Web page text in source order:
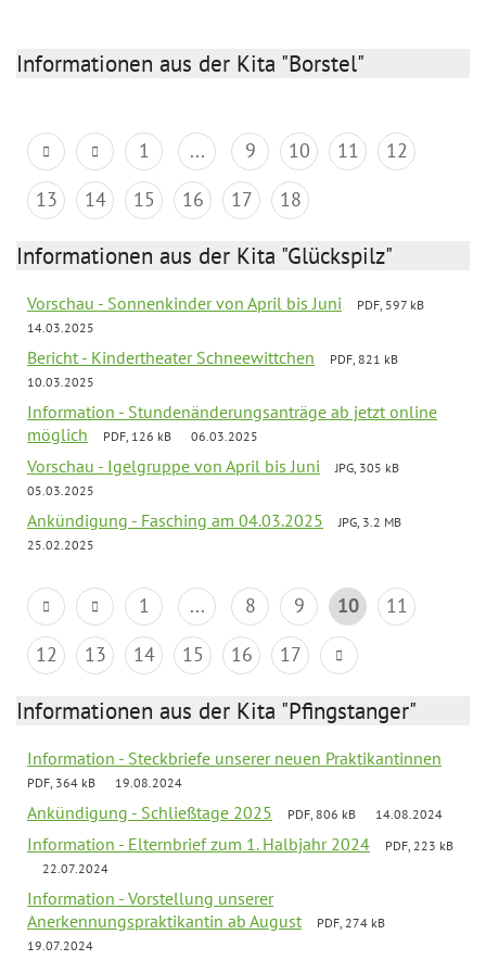
Informationen aus der Kita "Borstel"
1 ... 9 10 11
12
13
14 15 16 17 18
Informationen aus der Kita "Glückspilz"
Vorschau - Sonnenkinder von April bis Juni
PDF, 597 kB
14.03.2025
Bericht - Kindertheater Schneewittchen
PDF, 821 kB
10.03.2025
Information - Stundenänderungsanträge ab jetzt online
möglich
PDF, 126 kB 06.03.2025
Vorschau - Igelgruppe von April bis Juni
JPG, 305 kB
05.03.2025
Ankündigung - Fasching am 04.03.2025
JPG, 3.2 MB
25.02.2025
1 ... 8 9 10
11
12
13 14 15 16 17
Informationen aus der Kita "Pfingstanger"
Information - Steckbriefe unserer neuen Praktikantinnen
PDF, 364 kB 19.08.2024
Ankündigung - Schließtage 2025 PDF, 806 kB 14.08.2024
Information - Elternbrief zum 1. Halbjahr 2024
PDF, 223 kB
22.07.2024
Information - Vorstellung unserer
Anerkennungspraktikantin ab August
PDF, 274 kB
19.07.2024